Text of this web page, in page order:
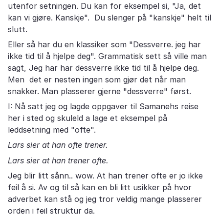
utenfor setningen. Du kan for eksempel si, "Ja, det
kan vi gjøre. Kanskje". Du slenger på "kanskje" helt til
slutt.
Eller så har du en klassiker som "Dessverre. jeg har
ikke tid til å hjelpe deg". Grammatisk sett så ville man
sagt, Jeg har har dessverre ikke tid til å hjelpe deg.
Men det er nesten ingen som gjør det når man
snakker. Man plasserer gjerne "dessverre" først.
I: Nå satt jeg og lagde oppgaver til Samanehs reise
her i sted og skuleld a lage et eksempel på
leddsetning med "ofte".
Lars sier at han ofte trener.
Lars sier at han trener ofte.
Jeg blir litt sånn.. wow. At han trener ofte er jo ikke
feil å si. Av og til så kan en bli litt usikker på hvor
adverbet kan stå og jeg tror veldig mange plasserer
orden i feil struktur da.